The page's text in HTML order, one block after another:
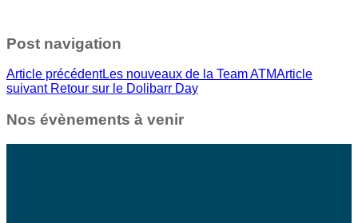
Post navigation
Article précédentLes nouveaux de la Team ATMArticle
suivant Retour sur le Dolibarr Day
Nos évènements à venir